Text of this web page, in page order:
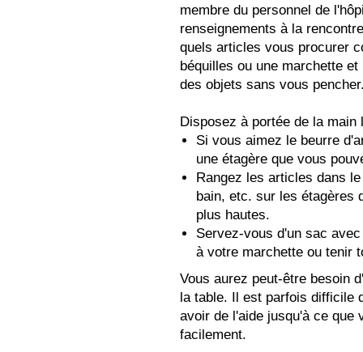
membre du personnel de
renseignements à la
quels articles vous procurer
béquilles ou une marchette
des objets sans vous
Disposez à portée de la
Si vous aimez le beurre
une étagère que vous
Rangez les articles dans
bain, etc. sur les étagères
plus hautes.
Servez-vous d'un sac
à votre marchette ou tenir
Vous aurez peut-être besoin
la table. Il est parfois difficile
avoir de l'aide jusqu'à ce que
facilement.